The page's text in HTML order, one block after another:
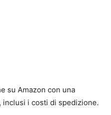
su Amazon con una
inclusi i costi di spedizione.